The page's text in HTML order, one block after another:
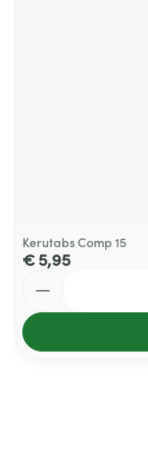
Kerutabs Comp 15
€ 5,95